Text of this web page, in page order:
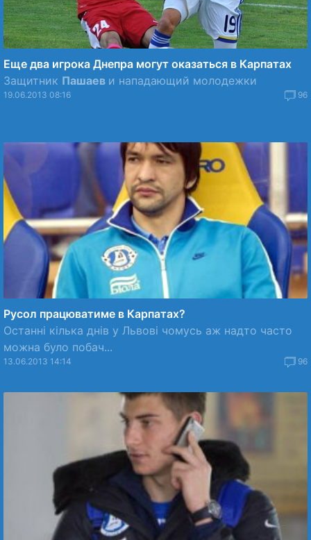
Еще два игрока Днепра могут оказаться в Карпатах
Защитник Пашаев и нападающий молодежки
19.06.2013 08:16 96
Русол працюватиме в Карпатах?
Останні кілька днів у Львові чомусь аж надто часто
можна було побач...
13.06.2013 14:14 96